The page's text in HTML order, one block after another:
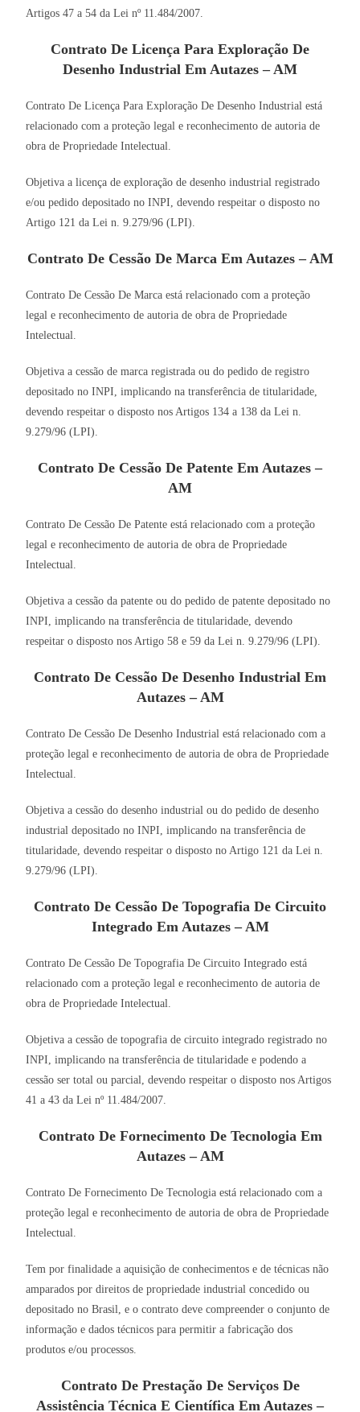
Artigos 47 a 54 da Lei nº 11.484/2007.
Contrato De Licença Para Exploração De
Desenho Industrial Em Autazes – AM
Contrato De Licença Para Exploração De Desenho Industrial está
relacionado com a proteção legal e reconhecimento de autoria de
obra de Propriedade Intelectual.
Objetiva a licença de exploração de desenho industrial registrado
e/ou pedido depositado no INPI, devendo respeitar o disposto no
Artigo 121 da Lei n. 9.279/96 (LPI).
Contrato De Cessão De Marca Em Autazes – AM
Contrato De Cessão De Marca está relacionado com a proteção
legal e reconhecimento de autoria de obra de Propriedade
Intelectual.
Objetiva a cessão de marca registrada ou do pedido de registro
depositado no INPI, implicando na transferência de titularidade,
devendo respeitar o disposto nos Artigos 134 a 138 da Lei n.
9.279/96 (LPI).
Contrato De Cessão De Patente Em Autazes –
AM
Contrato De Cessão De Patente está relacionado com a proteção
legal e reconhecimento de autoria de obra de Propriedade
Intelectual.
Objetiva a cessão da patente ou do pedido de patente depositado no
INPI, implicando na transferência de titularidade, devendo
respeitar o disposto nos Artigo 58 e 59 da Lei n. 9.279/96 (LPI).
Contrato De Cessão De Desenho Industrial Em
Autazes – AM
Contrato De Cessão De Desenho Industrial está relacionado com a
proteção legal e reconhecimento de autoria de obra de Propriedade
Intelectual.
Objetiva a cessão do desenho industrial ou do pedido de desenho
industrial depositado no INPI, implicando na transferência de
titularidade, devendo respeitar o disposto no Artigo 121 da Lei n.
9.279/96 (LPI).
Contrato De Cessão De Topografia De Circuito
Integrado Em Autazes – AM
Contrato De Cessão De Topografia De Circuito Integrado está
relacionado com a proteção legal e reconhecimento de autoria de
obra de Propriedade Intelectual.
Objetiva a cessão de topografia de circuito integrado registrado no
INPI, implicando na transferência de titularidade e podendo a
cessão ser total ou parcial, devendo respeitar o disposto nos Artigos
41 a 43 da Lei nº 11.484/2007.
Contrato De Fornecimento De Tecnologia Em
Autazes – AM
Contrato De Fornecimento De Tecnologia está relacionado com a
proteção legal e reconhecimento de autoria de obra de Propriedade
Intelectual.
Tem por finalidade a aquisição de conhecimentos e de técnicas não
amparados por direitos de propriedade industrial concedido ou
depositado no Brasil, e o contrato deve compreender o conjunto de
informação e dados técnicos para permitir a fabricação dos
produtos e/ou processos.
Contrato De Prestação De Serviços De
Assistência Técnica E Científica Em Autazes –